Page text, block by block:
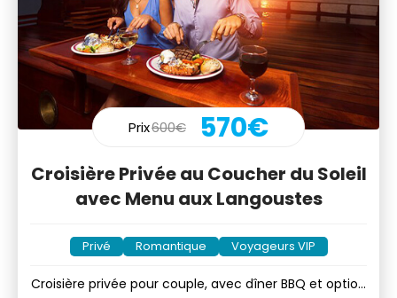
Prix600€ 570€
Croisière Privée au Coucher du Soleil
avec Menu aux Langoustes
Privé Romantique Voyageurs VIP
Croisière privée pour couple, avec dîner BBQ et option